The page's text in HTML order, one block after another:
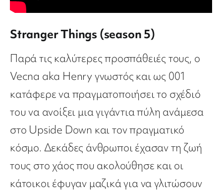
Stranger Things (season 5)
Παρά τις καλύτερες προσπάθειές τους, ο
Vecna ​​aka Henry γνωστός και ως 001
κατάφερε να πραγματοποιήσει το σχέδιό
του να ανοίξει μια γιγάντια πύλη ανάμεσα
στο Upside Down και τον πραγματικό
κόσμο. Δεκάδες άνθρωποι έχασαν τη ζωή
τους στο χάος που ακολούθησε και οι
κάτοικοι έφυγαν μαζικά για να γλιτώσουν